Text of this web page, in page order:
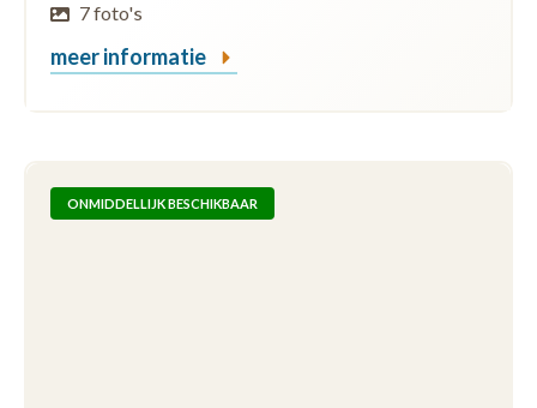
7 foto's
meer informatie
ONMIDDELLIJK BESCHIKBAAR